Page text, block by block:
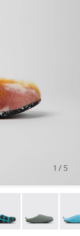
1 / 5